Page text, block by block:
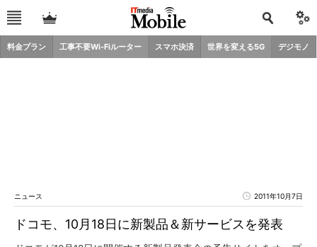
料金プラン 工事不要Wi-Fiルーター スマホ決済 世界を変える5G デジモノ
ニュース 2011年10月7日
ドコモ、10月18日に新製品＆新サービスを発表